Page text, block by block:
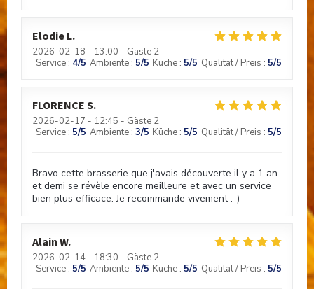
Elodie L
2026-02-18 - 13:00 - Gäste 2
Service : 4/5 Ambiente : 5/5 Küche : 5/5 Qualität / Preis : 5/5
FLORENCE S
2026-02-17 - 12:45 - Gäste 2
Service : 5/5 Ambiente : 3/5 Küche : 5/5 Qualität / Preis : 5/5
Bravo cette brasserie que j'avais découverte il y a 1 an
et demi se révèle encore meilleure et avec un service
bien plus efficace. Je recommande vivement :-)
Alain W
2026-02-14 - 18:30 - Gäste 2
Service : 5/5 Ambiente : 5/5 Küche : 5/5 Qualität / Preis : 5/5